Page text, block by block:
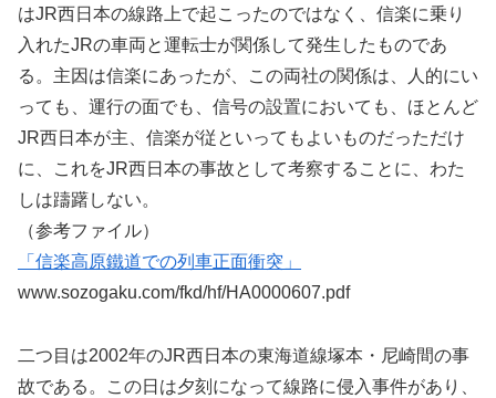
はJR西日本の線路上で起こったのではなく、信楽に乗り
入れたJRの車両と運転士が関係して発生したものであ
る。主因は信楽にあったが、この両社の関係は、人的にい
っても、運行の面でも、信号の設置においても、ほとんど
JR西日本が主、信楽が従といってもよいものだっただけ
に、これをJR西日本の事故として考察することに、わた
しは躊躇しない。
（参考ファイル）
「信楽高原鐵道での列車正面衝突」
www.sozogaku.com/fkd/hf/HA0000607.pdf
二つ目は2002年のJR西日本の東海道線塚本・尼崎間の事
故である。この日は夕刻になって線路に侵入事件があり、